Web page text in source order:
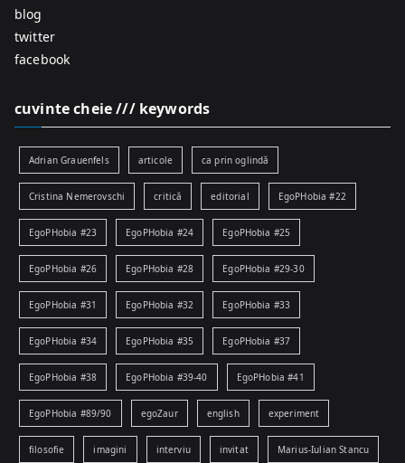
blog
twitter
facebook
cuvinte cheie /// keywords
Adrian Grauenfels articole ca prin oglindă
Cristina Nemerovschi critică editorial EgoPHobia #22
EgoPHobia #23 EgoPHobia #24 EgoPHobia #25
EgoPHobia #26 EgoPHobia #28 EgoPHobia #29-30
EgoPHobia #31 EgoPHobia #32 EgoPHobia #33
EgoPHobia #34 EgoPHobia #35 EgoPHobia #37
EgoPHobia #38 EgoPHobia #39-40 EgoPHobia #41
EgoPHobia #89/90 egoZaur english experiment
filosofie imagini interviu invitat Marius-Iulian Stancu